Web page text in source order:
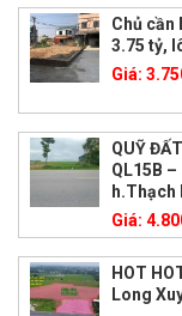
Chủ cần
3.75 tỷ,
Giá:
QUỸ
QL15B –
h.Thạch
Giá:
HOT
Long